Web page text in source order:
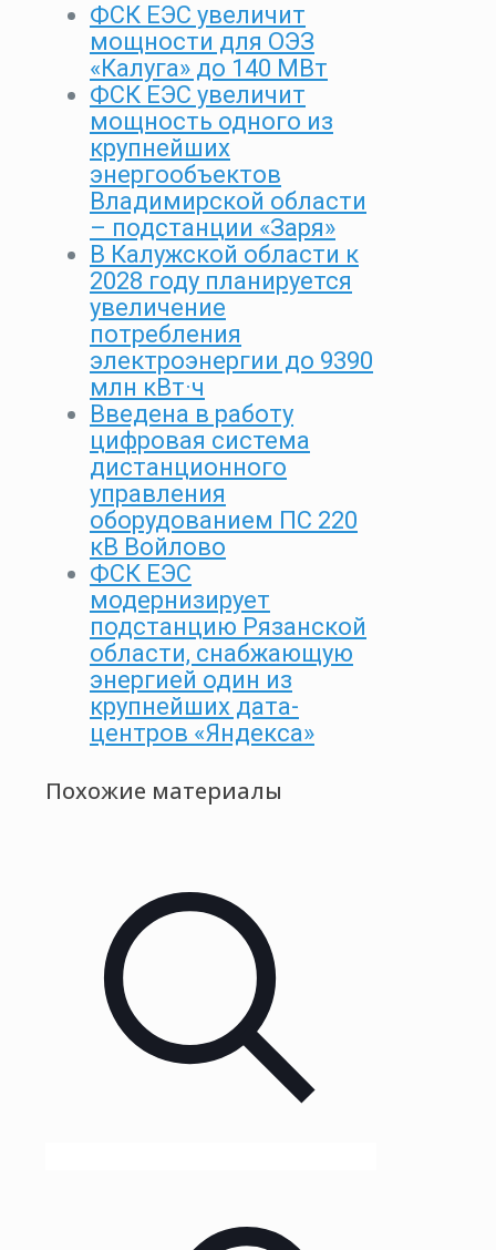
ФСК ЕЭС увеличит
мощности для ОЭЗ
«Калуга» до 140 МВт
ФСК ЕЭС увеличит
мощность одного из
крупнейших
энергообъектов
Владимирской области
– подстанции «Заря»
В Калужской области к
2028 году планируется
увеличение
потребления
электроэнергии до 9390
млн кВт·ч
Введена в работу
цифровая система
дистанционного
управления
оборудованием ПС 220
кВ Войлово
ФСК ЕЭС
модернизирует
подстанцию Рязанской
области, снабжающую
энергией один из
крупнейших дата-
центров «Яндекса»
Похожие материалы